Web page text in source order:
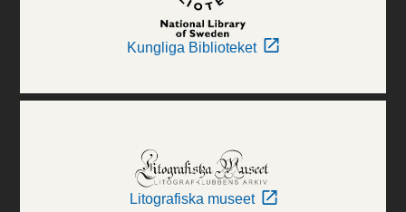
Kungliga Biblioteket
Litografiska museet